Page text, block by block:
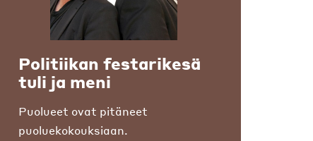
Politiikan festarikesä
tuli ja meni
Puolueet ovat pitäneet
puoluekokouksiaan.